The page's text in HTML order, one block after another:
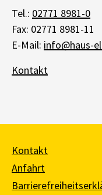
Tel.: 02771 8981-0
Fax: 02771 8981-11
E-Mail: info@haus-
Kontakt
Kontakt
Anfahrt